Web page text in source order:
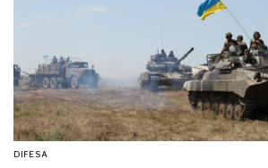
DIFESA